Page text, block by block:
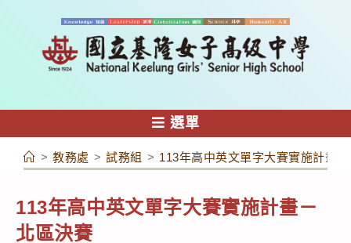
容
選單
> 教務處 > 試務組 > 113年高中英文單字大賽實施計畫
113年高中英文單字大賽實施計畫－
北區決賽